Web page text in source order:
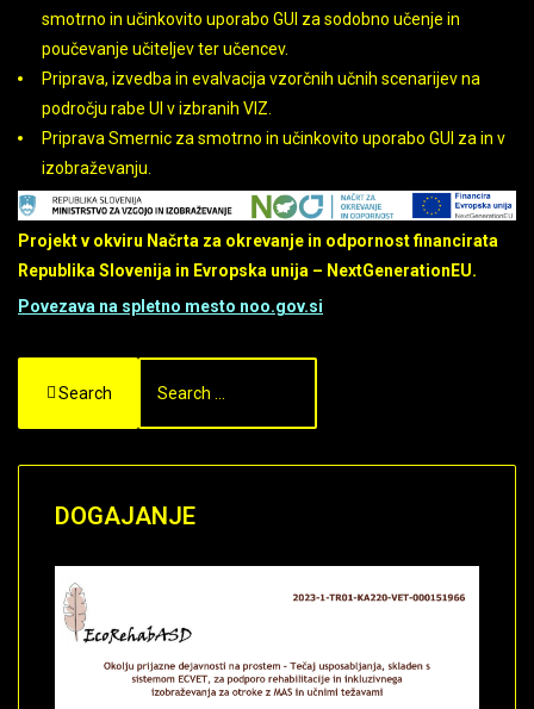
smotrno in učinkovito uporabo GUI za sodobno učenje in
poučevanje učiteljev ter učencev.
Priprava, izvedba in evalvacija vzorčnih učnih scenarijev na
področju rabe UI v izbranih VIZ.
Priprava Smernic za smotrno in učinkovito uporabo GUI za in v
izobraževanju.
Projekt v okviru Načrta za okrevanje in odpornost financirata
Republika Slovenija in Evropska unija – NextGenerationEU.
Povezava na spletno mesto noo.gov.si
Search
DOGAJANJE